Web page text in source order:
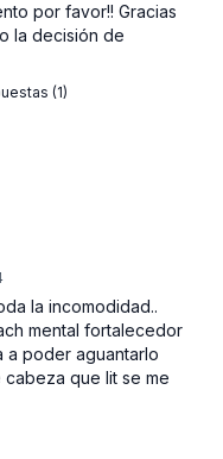
por favor!! Gracias
la decisión de
(1)
la incomodidad..
mental fortalecedor
a poder aguantarlo
que lit se me